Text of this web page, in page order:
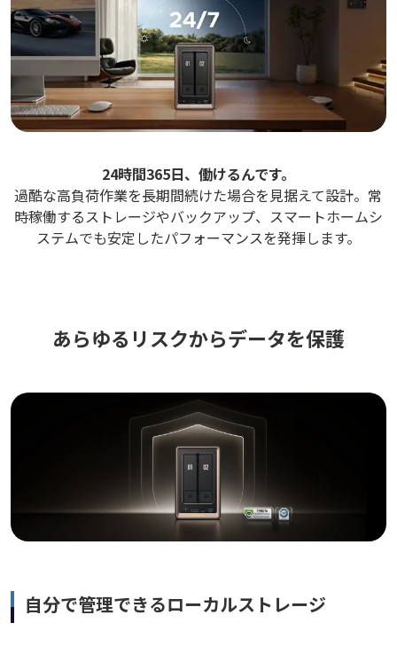
24時間365日、働けるんです。
過酷な高負荷作業を長期間続けた場合を見据えて設計。常
時稼働するストレージやバックアップ、スマートホームシ
ステムでも安定したパフォーマンスを発揮します。
あらゆるリスクからデータを保護
自分で管理できるローカルストレージ